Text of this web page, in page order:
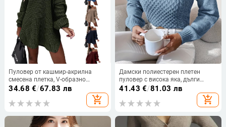
Пуловер от кашмир-акрилна
смесена плетка, V-образно
деколте, свободен силует, дълги
34.68 €/67.83 лв
add_shopping_cart
Дамски полиестерен плетен
пуловер с висока яка, дълги
ръкави, средна дебелина
41.43 €/81.03 лв
add_shopping_cart